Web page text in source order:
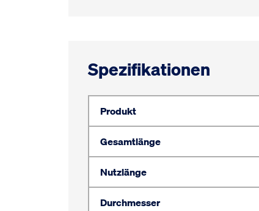
Spezifikationen
Produkt
Gesamtlänge
Nutzlänge
Durchmesser